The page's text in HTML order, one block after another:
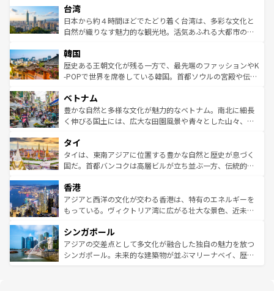
情報は
人々、おいしいローカルフードやハワイアンミュージッ
ク、伝統的なフラダンスなど、すべてがハワイの魅力を彩
っている。訪れるたびに新しい発見と感動が待っているハ
はコンテンツ一覧
リアリーフや大陸中央部にそびえるウルル（エアーズロッ
ク）、タスマニアの美しい原生林やケアンズの熱帯雨林な
ど、見どころがたくさん。また、カフェやワイン、オージ
いる。アクティビティも充実しており、サーフィンやダイ
ビング、ハイキングなど、アウトドア好きにはたまらな
い。オーストラリアの多彩な魅力を存分に味わいつくそ
参照してほしい。
台湾
日本から約４時間ほどでたどり着く台湾は、多彩な文化と
自然が織りなす魅力的な観光地。活気あふれる大都市の台
ン）、静ひつな山岳地帯である台湾東部など、都市の喧騒
と山間の静けさが共存しており、訪れる人に新しい発見と
驚きをもたらしてくれる。また、奥深い台湾の食文化も魅
容にもいいと評判のスイーツなど、バラエティ豊かな料理
が味わえる。 なお、新着の台湾情報は コンテンツ一覧を参
照してほしい。
韓国
歴史ある王朝文化が残る一方で、最先端のファッションやK
-POPで世界を席巻している韓国。首都ソウルの宮殿や伝統
き、地方に足を延ばせば四季折々の自然美を楽しむことが
できる。そして、キムチや焼肉、絶品のストリートフード
まで、さまざまな韓国料理が待っている。夜には、韓国な
リティに包まれながら、韓国の多彩な魅力を心ゆくまで味
わってみてほしい。 なお、新着の韓国情報はコンテンツ一
覧を参照してほしい。
ベトナム
豊かな自然と多様な文化が魅力的なベトナム。南北に細長
く伸びる国土には、広大な田園風景や青々とした山々、世
急速な発展と共に伝統が息づく。ハノイの古い町並みやホ
ーチミン市のフランス統治時代の建物も、独特の雰囲気を
醸し出している。また、バラエティの豊かさとおいしさで
とつ。フォーやバインミー、ベトナムコーヒーなどは、ぜ
ひ現地で味わいたい。どの地域を訪れてもあたたかい人々
が旅行者を迎えてくれるので、きっと忘れられない旅にな
参照してほしい。
タイ
タイは、東南アジアに位置する豊かな自然と歴史が息づく
国だ。首都バンコクは高層ビルが立ち並ぶ一方、伝統的な
の活気が交差している。北部ではチェンマイなどの山岳地
帯で自然と触れ合い、南部ではプーケットやクラビの美し
いビーチでリゾート気分を楽しむことができる。タイ料理
激する。気候は一年中温暖で、どの季節にも異なる楽しみ
が待っている。親しみやすいタイの人々、仏教を中心とし
た文化、そして多様な観光資源が、訪れる旅人を魅了し続
香港
アジアと西洋の文化が交わる香港は、特有のエネルギーを
もっている。ヴィクトリア湾に広がる壮大な景色、近未来
み、どこを訪れても感動するはず。観光スポットが密集し
ており、効率よく見どころを回れるのも魅力。息をのむよ
うな絶景から文化的な体験まで、香港を存分に楽しみ尽く
シンガポール
アジアの交差点として多文化が融合した独自の魅力を放つ
シンガポール。未来的な建築物が並ぶマリーナベイ、歴史